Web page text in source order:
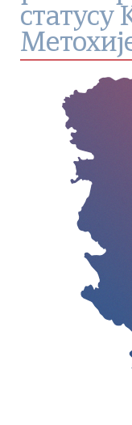
статусу